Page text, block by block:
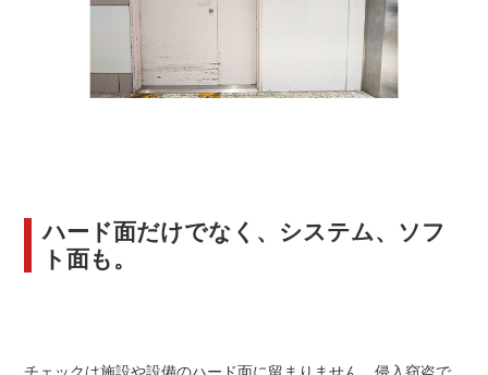
ハード面だけでなく、システム、ソフ
ト面も。